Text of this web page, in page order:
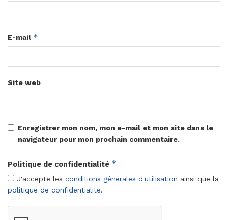
E-mail *
Site web
Enregistrer mon nom, mon e-mail et mon site dans le
navigateur pour mon prochain commentaire.
Politique de confidentialité *
J'accepte les conditions générales d'utilisation ainsi que la
politique de confidentialité.